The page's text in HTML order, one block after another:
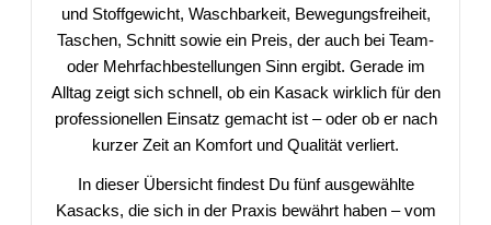
und Stoffgewicht, Waschbarkeit, Bewegungsfreiheit,
Taschen, Schnitt sowie ein Preis, der auch bei Team-
oder Mehrfachbestellungen Sinn ergibt. Gerade im
Alltag zeigt sich schnell, ob ein Kasack wirklich für den
professionellen Einsatz gemacht ist – oder ob er nach
kurzer Zeit an Komfort und Qualität verliert.
In dieser Übersicht findest Du fünf ausgewählte
Kasacks, die sich in der Praxis bewährt haben – vom